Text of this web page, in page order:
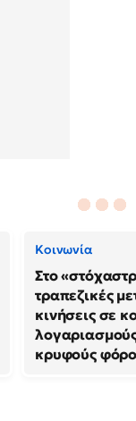
Κοινωνία
Στο
τραπεζικές
κινήσεις σε
κρυφούς